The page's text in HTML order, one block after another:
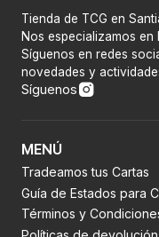
Tienda de TCG en
Nos especializamos en
Síguenos en redes
novedades y
Síguenos
MENÚ
Tradeamos tus Cartas
Guía de Estados para
Términos y